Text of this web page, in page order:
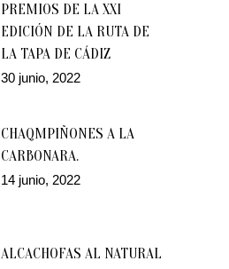
PREMIOS DE LA XXI
EDICIÓN DE LA RUTA DE
LA TAPA DE CÁDIZ
30 junio, 2022
CHAQMPIÑONES A LA
CARBONARA.
14 junio, 2022
ALCACHOFAS AL NATURAL